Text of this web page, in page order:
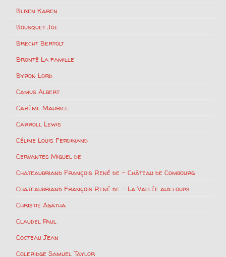
Blixen Karen
Bousquet Joe
Brecht Bertolt
Brontë La famille
Byron Lord
Camus Albert
Carême Maurice
Carroll Lewis
Céline Louis Ferdinand
Cervantes Miguel de
Chateaubriand François René de – Château de Combourg
Chateaubriand François René de – La Vallée aux loups
Christie Agatha
Claudel Paul
Cocteau Jean
Coleridge Samuel Taylor